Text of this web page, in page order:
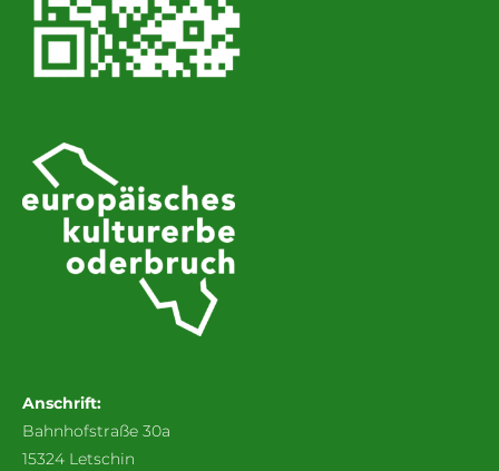
Anschrift:
Bahnhofstraße 30a
15324 Letschin